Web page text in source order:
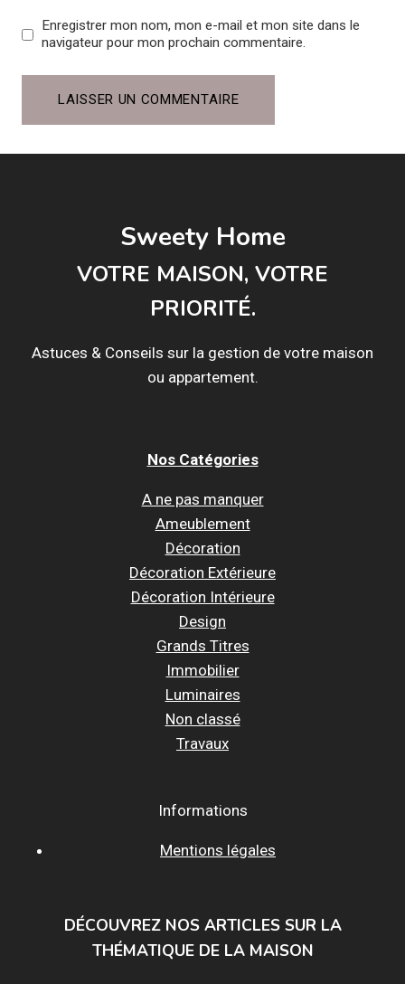
Enregistrer mon nom, mon e-mail et mon site dans le
navigateur pour mon prochain commentaire.
Sweety Home
VOTRE MAISON, VOTRE
PRIORITÉ.
Astuces & Conseils sur la gestion de votre maison
ou appartement.
Nos Catégories
A ne pas manquer
Ameublement
Décoration
Décoration Extérieure
Décoration Intérieure
Design
Grands Titres
Immobilier
Luminaires
Non classé
Travaux
Informations
Mentions légales
DÉCOUVREZ NOS ARTICLES SUR LA
THÉMATIQUE DE LA MAISON